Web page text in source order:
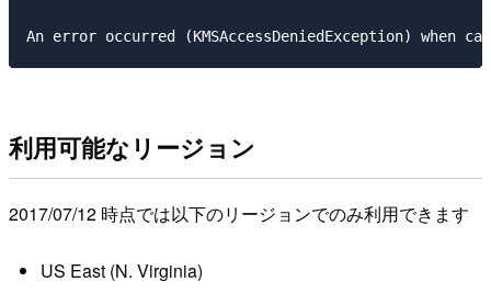
利用可能なリージョン
2017/07/12 時点では以下のリージョンでのみ利用できます
US East (N. Virginia)